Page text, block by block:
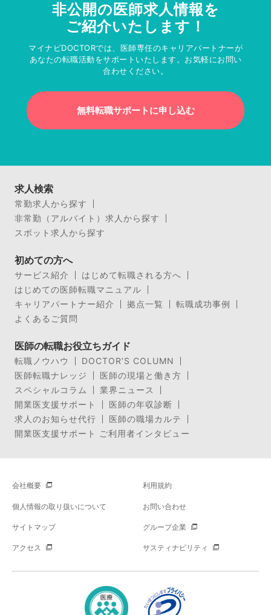
非公開の医師求人情報を
ご紹介いたします！
マイナビDOCTORでは、医師専任のキャリアパートナーが
あなたの転職活動をサポートいたします。お気軽にお問い
合わせください。
無料転職サポートに申し込む
求人検索
常勤求人から探す
非常勤（アルバイト）求人から探す
スポット求人から探す
初めての方へ
サービス紹介
はじめて転職される方へ
はじめての医師転職マニュアル
キャリアパートナー紹介
拠点一覧
転職成功事例
よくあるご質問
医師の転職お役立ちガイド
転職ノウハウ
DOCTOR’S COLUMN
医師転職ナレッジ
医師の現場と働き方
スペシャルコラム
業界ニュース
開業医支援サポート
医師の年収診断
求人のお知らせ代行
医師の職場カルテ
開業医支援サポート ご利用者インタビュー
会社概要 利用規約
個人情報の取り扱いについて お問い合わせ
サイトマップ グループ企業
アクセス サスティナビリティ